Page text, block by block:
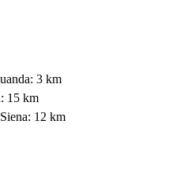
3 km
15 km
12 km